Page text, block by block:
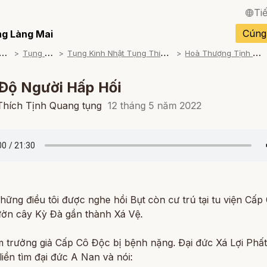
English / Tiếng Anh
Français / Tiếng Pháp
Deutsch / Tiếng Đức
Português / Tiếng Bồ
Làng Mai
T
ham khảo T
ụng Kinh T
ụng Kinh Nhật Tụng Thiền Môn H
oà Thượng Tịnh Quang
Người Hấp Hối
Tịnh Quang tụng 12 tháng 5 năm 2022
điều tôi được nghe hồi Bụt còn cư trú tại tu viện Cấp
cây Kỳ Đà gần thành Xá Vệ.
trưởng giả Cấp Cô Độc bị bệnh nặng. Đại đức Xá Lợi
tìm đại đức A Nan và nói: